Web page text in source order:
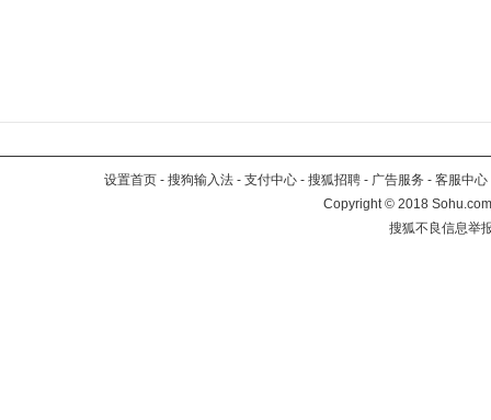
设置首页 - 搜狗输入法 - 支付中心 - 搜狐招聘 - 广告服务 - 客服中心
Copyright©2018
搜狐不良信息举